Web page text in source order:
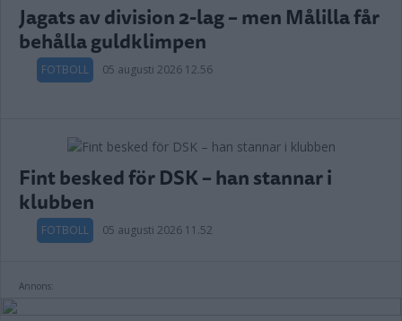
Jagats av division 2-lag – men Målilla får
behålla guldklimpen
FOTBOLL 05 augusti 2026 12.56
Fint besked för DSK – han stannar i
klubben
FOTBOLL 05 augusti 2026 11.52
Annons: